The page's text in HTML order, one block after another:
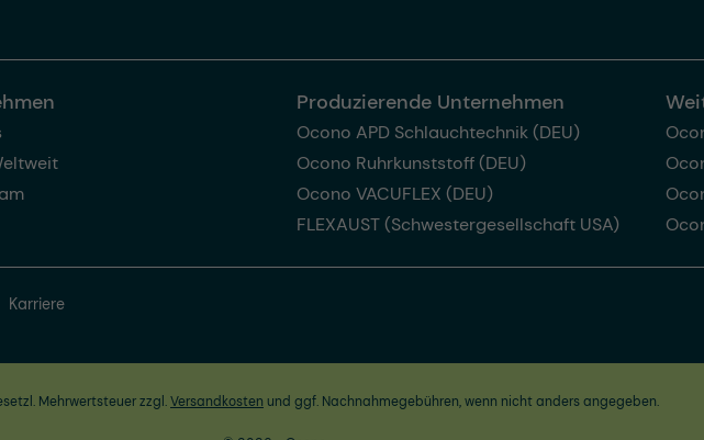
Produzierende Unternehmen
Ocono APD Schlauchtechnik (DEU)
Ocono Ruhrkunststoff (DEU)
Ocono VACUFLEX (DEU)
FLEXAUST (Schwestergesellschaft USA)
Karriere
Mehrwertsteuer zzgl.Versandkosten und ggf. Nachnahmegebühren, wenn nicht anders angegeben.